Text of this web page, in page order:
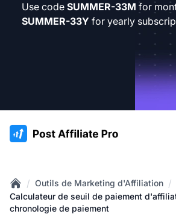
Use code SUMMER-33M for
SUMMER-33Y for yearly
:site.title
Home
/ Outils de Marketing d'Affiliation /
Calculateur de seuil de paiement
chronologie de paiement